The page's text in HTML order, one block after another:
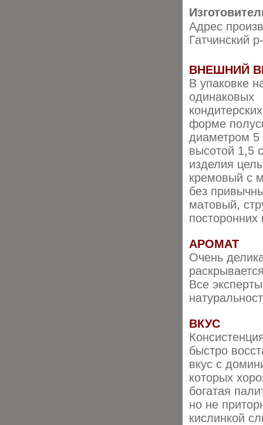
Адрес
Гатчинский
ВНЕШНИЙ
В упаковке
одинаковых
форме
диаметром 5
высотой 1,5
изделия
кремовый с
без
матовый,
посторонних
АРОМАТ
Очень
Все
ВКУС
быстро
вкус с
которых
богатая
но не
кислинкой